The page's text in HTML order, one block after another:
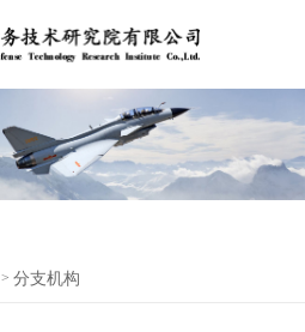
> 分支机构